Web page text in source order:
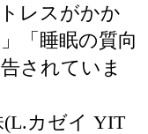
レスがかか
「睡眠の質向
されていま
(L.カゼイ YIT